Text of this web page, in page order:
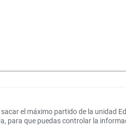
el máximo partido de la unidad
para que puedas controlar la